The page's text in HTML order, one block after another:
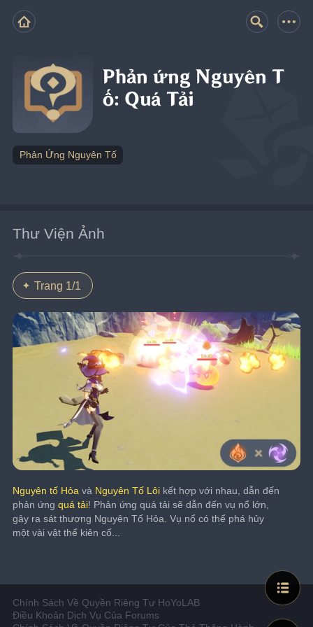
Phản ứng Nguyên T
ố: Quá Tải
Phản Ứng Nguyên Tố
Thư Viện Ảnh
Trang 1/1
Nguyên tố Hỏa và Nguyên Tố Lôi kết hợp với nhau, dẫn đến
phản ứng quá tải! Phản ứng quá tải sẽ dẫn đến vụ nổ lớn,
gây ra sát thương Nguyên Tố Hỏa. Vụ nổ có thể phá hủy
một vài vật thể kiên cố...
Chính Sách Về Quyền Riêng Tư HoYoLAB
Điều Khoản Dịch Vụ Của Forums